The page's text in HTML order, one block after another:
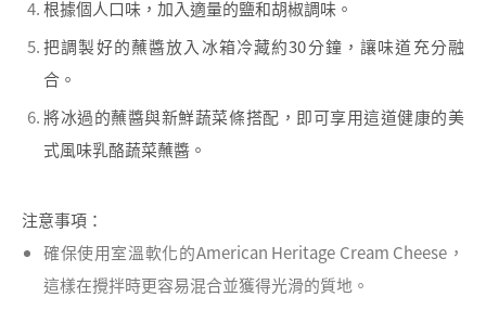
根據個人口味，加入適量的鹽和胡椒調味。
把調製好的蘸醬放入冰箱冷藏約30分鐘，讓味道充分融
合。
將冰過的蘸醬與新鮮蔬菜條搭配，即可享用這道健康的美
式風味乳酪蔬菜蘸醬。
注意事項：
確保使用室溫軟化的American Heritage Cream Cheese，
這樣在攪拌時更容易混合並獲得光滑的質地。